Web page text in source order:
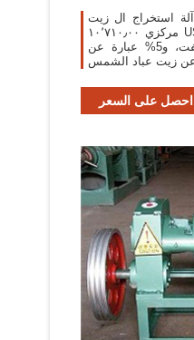
آلة استخراج ال زيت CBD مستخرج من جهاز طرد
مركزي ١٠٬٧١٠٫٠٠ US$-٣١٬٤١٠٫٠٠ US حوالي 63%
منها عبارة عن زيت بذور اللفت، و5% عبارة عن
احصل على السعر